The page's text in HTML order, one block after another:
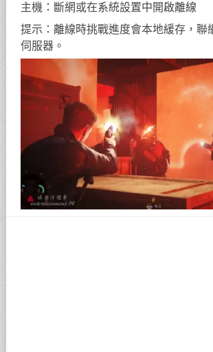
主機：斷網或在系統設置中開啟離線
提示：離線時挑戰進度會本地緩存，聯
伺服器。